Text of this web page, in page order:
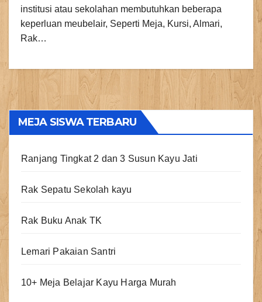
institusi atau sekolahan membutuhkan beberapa
keperluan meubelair, Seperti Meja, Kursi, Almari,
Rak…
MEJA SISWA TERBARU
Ranjang Tingkat 2 dan 3 Susun Kayu Jati
Rak Sepatu Sekolah kayu
Rak Buku Anak TK
Lemari Pakaian Santri
10+ Meja Belajar Kayu Harga Murah